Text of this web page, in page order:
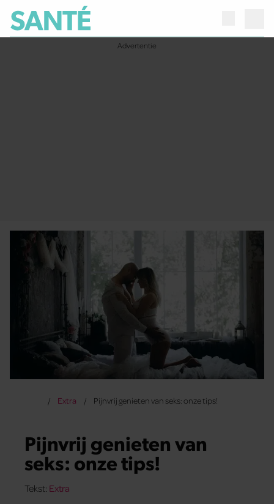
Extra Pijnvrij genieten van seks: onze tips!
Pijnvrij genieten van
seks: onze tips!
Tekst: Extra